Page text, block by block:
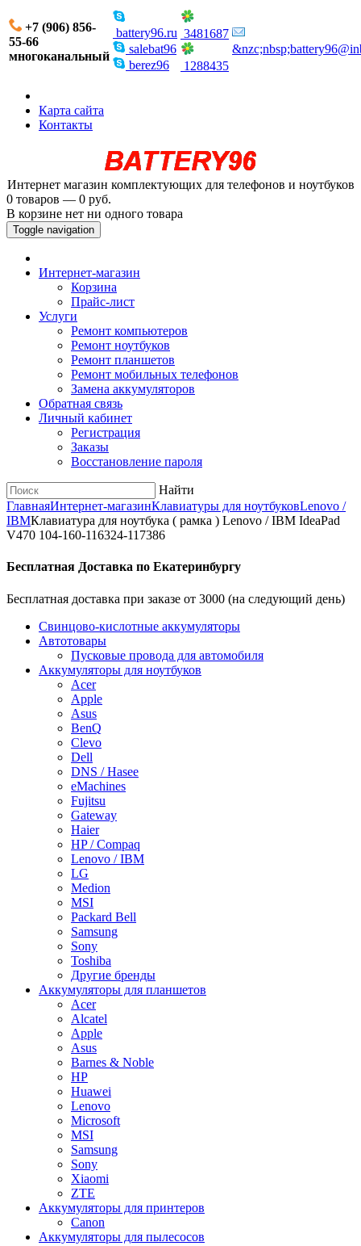
+7 (906) 856-
55-66
многоканальный
battery96.ru
salebat96
berez96
3481687
1288435
Карта сайта
Контакты
Интернет магазин комплектующих для телефонов и ноутбуков
0 товаров — 0 руб.
В корзине нет ни одного товара
Toggle navigation
Интернет-магазин
Корзина
Прайс-лист
Услуги
Ремонт компьютеров
Ремонт ноутбуков
Ремонт планшетов
Ремонт мобильных телефонов
Замена аккумуляторов
Обратная связь
Личный кабинет
Регистрация
Заказы
Восстановление пароля
Найти
ГлавнаяИнтернет-магазинКлавиатуры для ноутбуковLenovo /
IBMКлавиатура для ноутбука ( рамка ) Lenovo / IBM IdeaPad
V470 104-160-116324-117386
Бесплатная Доставка по Екатеринбургу
Бесплатная доставка при заказе от 3000 (на следующий день)
Cвинцово-кислотные аккумуляторы
Автотовары
Пусковые провода для автомобиля
Аккумуляторы для ноутбуков
Acer
Apple
Asus
BenQ
Clevo
Dell
DNS / Hasee
eMachines
Fujitsu
Gateway
Haier
HP / Compaq
Lenovo / IBM
LG
Medion
MSI
Packard Bell
Samsung
Sony
Toshiba
Другие бренды
Аккумуляторы для планшетов
Acer
Alcatel
Apple
Asus
Barnes & Noble
HP
Huawei
Lenovo
Microsoft
MSI
Samsung
Sony
Xiaomi
ZTE
Аккумуляторы для принтеров
Canon
Аккумуляторы для пылесосов